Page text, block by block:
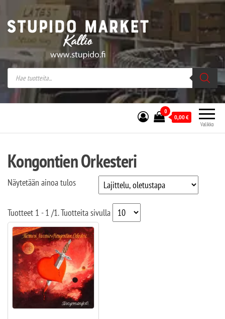
Stupido Market – verkossa ja kivijalassa
Stupido Market on vaihtoehtomusaan
erikoistunut verkko- sekä
kivijalkakauppa Helsingissä Kallion
sydämessä.
Valikko
0
0,00€
Kongontien Orkesteri
Näytetään ainoa tulos
Tuotteet 1 - 1 /1. Tuotteita sivulla